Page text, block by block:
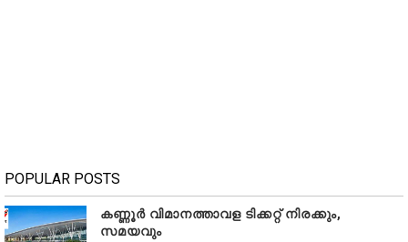
POPULAR POSTS
കണ്ണൂർ വിമാനത്താവള ടിക്കറ്റ് നിരക്കും,
സമയവും